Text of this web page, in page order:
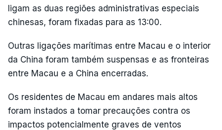
ligam as duas regiões administrativas especiais
chinesas, foram fixadas para as 13:00.
Outras ligações marítimas entre Macau e o interior
da China foram também suspensas e as fronteiras
entre Macau e a China encerradas.
Os residentes de Macau em andares mais altos
foram instados a tomar precauções contra os
impactos potencialmente graves de ventos